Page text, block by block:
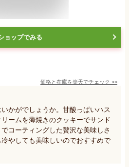
ョップでみる
価格と在庫を楽天でチェック >>
かがでしょうか。甘酸っぱいハス
ームを薄焼きのクッキーでサンド
コーティングした贅沢な美味しさ
やしても美味しいのでおすすめで